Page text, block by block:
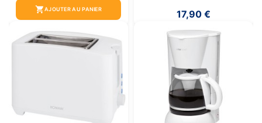
shopping_cartAJOUTER AU PANIER 17,90 €